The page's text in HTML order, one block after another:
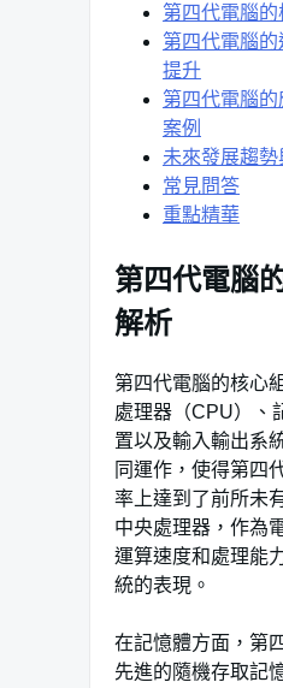
第四代電腦
第四代電腦
提升
第四代電腦
案例
未來發展趨
常見問答
重點精華
第四代電腦
解析
第四代電腦的核心
處理器（CPU）、
置以及輸入輸出系
同運作，使得第四
率上達到了前所未
中央處理器，作為
運算速度和處理能
統的表現。
在記憶體方面，第
先進的隨機存取記